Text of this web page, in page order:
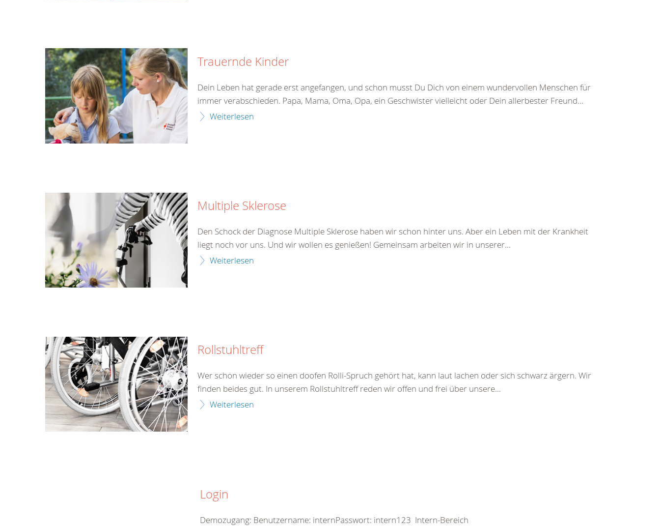
Trauernde Kinder
Dein Leben hat gerade erst angefangen, und schon musst Du Dich von einem wundervollen Menschen für
immer verabschieden. Papa, Mama, Oma, Opa, ein Geschwister vielleicht oder Dein allerbester Freund...
Weiterlesen
Multiple Sklerose
Den Schock der Diagnose Multiple Sklerose haben wir schon hinter uns. Aber ein Leben mit der Krankheit
liegt noch vor uns. Und wir wollen es genießen! Gemeinsam arbeiten wir in unserer...
Weiterlesen
Rollstuhltreff
Wer schon wieder so einen doofen Rolli-Spruch gehört hat, kann laut lachen oder sich schwarz ärgern. Wir
finden beides gut. In unserem Rollstuhltreff reden wir offen und frei über unsere...
Weiterlesen
Login
Demozugang: Benutzername: internPasswort: intern123 Intern-Bereich